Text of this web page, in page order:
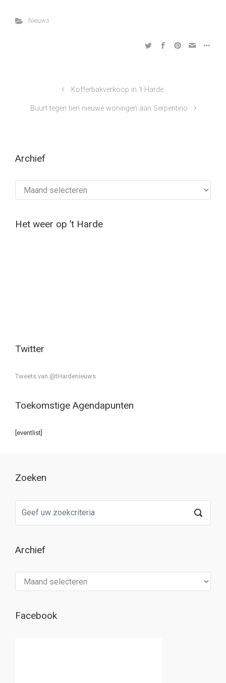
Nieuws
Kofferbakverkoop in ’t Harde
Buurt tegen tien nieuwe woningen aan Serpentino
Archief
Het weer op ’t Harde
Twitter
Tweets van @tHardenieuws
Toekomstige Agendapunten
[eventlist]
Zoeken
Archief
Facebook